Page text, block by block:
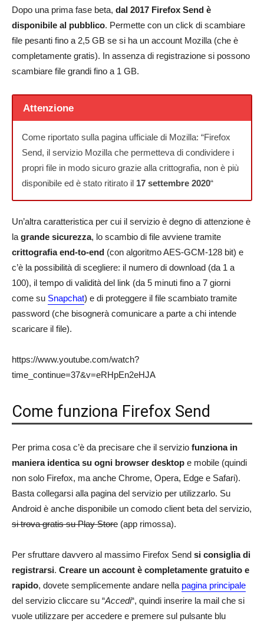
Dopo una prima fase beta, dal 2017 Firefox Send è
disponibile al pubblico. Permette con un click di scambiare
file pesanti fino a 2,5 GB se si ha un account Mozilla (che è
completamente gratis). In assenza di registrazione si possono
scambiare file grandi fino a 1 GB.
Attenzione
Come riportato sulla pagina ufficiale di Mozilla: “Firefox
Send, il servizio Mozilla che permetteva di condividere i
propri file in modo sicuro grazie alla crittografia, non è più
disponibile ed è stato ritirato il 17 settembre 2020“
Un’altra caratteristica per cui il servizio è degno di attenzione è
la grande sicurezza, lo scambio di file avviene tramite
crittografia end-to-end (con algoritmo AES-GCM-128 bit) e
c’è la possibilità di scegliere: il numero di download (da 1 a
100), il tempo di validità del link (da 5 minuti fino a 7 giorni
come su Snapchat) e di proteggere il file scambiato tramite
password (che bisognerà comunicare a parte a chi intende
scaricare il file).
https://www.youtube.com/watch?
time_continue=37&v=eRHpEn2eHJA
Come funziona Firefox Send
Per prima cosa c’è da precisare che il servizio funziona in
maniera identica su ogni browser desktop e mobile (quindi
non solo Firefox, ma anche Chrome, Opera, Edge e Safari).
Basta collegarsi alla pagina del servizio per utilizzarlo. Su
Android è anche disponibile un comodo client beta del servizio,
si trova gratis su Play Store (app rimossa).
Per sfruttare davvero al massimo Firefox Send si consiglia di
registrarsi. Creare un account è completamente gratuito e
rapido, dovete semplicemente andare nella pagina principale
del servizio cliccare su “Accedi“, quindi inserire la mail che si
vuole utilizzare per accedere e premere sul pulsante blu